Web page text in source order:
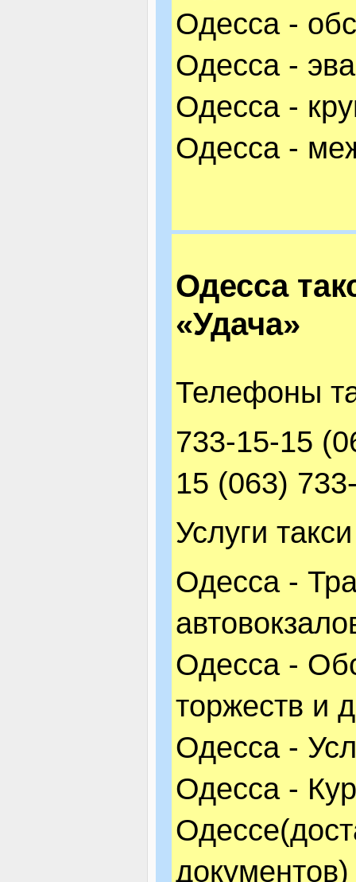
Одесса -
Одесса -
Одесса -
Одесса -
Одесса
«Удача»
Телефоны
733-15-15
15 (063)
Услуги
Одесса -
Одесса -
торжеств и
Одесса -
Одесса -
документов)